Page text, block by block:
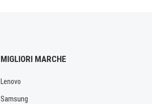
MIGLIORI MARCHE
Lenovo
Samsung